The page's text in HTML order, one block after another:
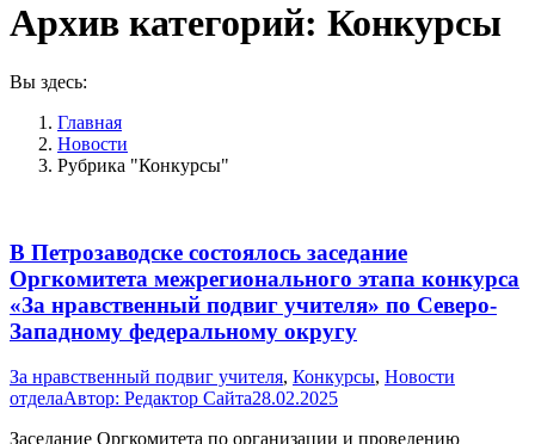
Архив категорий: Конкурсы
Вы здесь:
Главная
Новости
Рубрика "Конкурсы"
В Петрозаводске состоялось заседание
Оргкомитета межрегионального этапа конкурса
«За нравственный подвиг учителя» по Северо-
Западному федеральному округу
За нравственный подвиг учителя, Конкурсы, Новости
отделаАвтор: Редактор Сайта28.02.2025
Заседание Оргкомитета по организации и проведению